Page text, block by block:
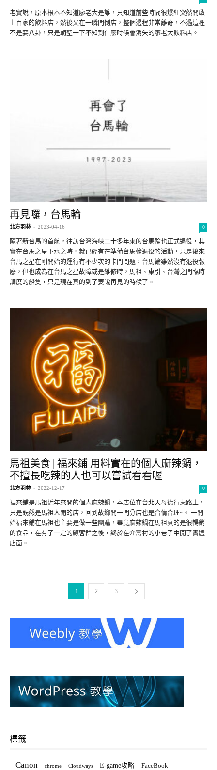
老實說，原本根本不知道廖老大是誰，只知道前些時間很爆紅突然開啟
上百家的飲料店，然後又在一瞬間倒店，整個過程非常離奇，不過這裡
不是要八卦，只是朝聖一下不知到什麼時候會消失的廖老大飲料店。
再見囉，台馬輪
北方羽林 - 2023-04-16 0
隨著新台馬的首航，往訪台灣海峽二十多年來的台馬輪也正式退役，其
實在台馬之星下水之時，就已經有在準備台馬輪退役的活動，只是後來
台馬之星在剛開始的運行有不少次的卡門問題，台馬輪雖然沒有退役報
廢，但也成為在台馬之星故障或是維修時，馬祖、東引、台灣之間臨時
調度的船隻，只是現在真的到了要說再見的時候了。
馬祖美食 | 福來鋪 用料實在的個人麻辣鍋，
不擅長吃辣的人也可以嘗試看看喔
北方羽林 - 2022-12-17 0
福來鋪是馬祖近年來開的個人麻辣鍋，本店位在台北天母德行東路上，
只是既然是馬祖人開的店，回到故鄉開一間分店也是合情合理~。 一開
始福來鋪在馬祖也主要是做一些團購，畢竟麻辣鍋在馬祖真的是很暢銷
的食品，在有了一定的顧客群之後，終於在介壽村的小巷子中開了實體
店面。
1 2 3
標籤
Canon chrome Cloudways E-game攻略 FaceBook